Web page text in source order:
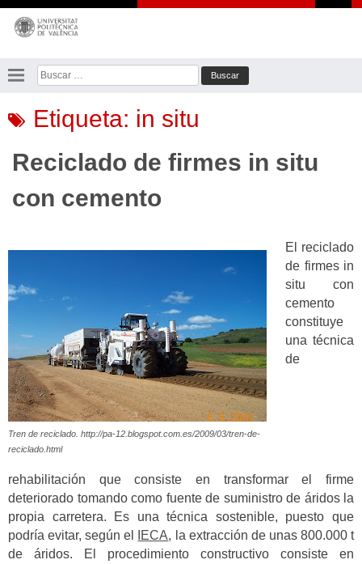
Saltar
contenido
Buscar:
Etiqueta: in situ
Reciclado de firmes in situ
con cemento
Tren de reciclado. http://pa-12.blogspot.com.es/2009/03/tren-de-
reciclado.html
El reciclado
de firmes in
situ con
cemento
constituye
una técnica
de
rehabilitación que consiste en transformar el firme
deteriorado tomando como fuente de suministro de áridos la
propia carretera. Es una técnica sostenible, puesto que
podría evitar, según el
IECA, la extracción de unas 800.000 t
de áridos. El procedimiento constructivo consiste en